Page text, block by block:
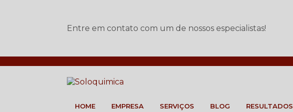
Entre em contato com um de nossos especialistas!
HOME EMPRESA SERVIÇOS BLOG RESULTADOS